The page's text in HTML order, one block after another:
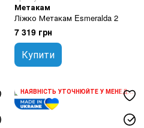
Метакам
Ліжко Метакам Esmeralda 2
7 319 грн
Купити
НАЯВНІСТЬ УТОЧНЮЙТЕ У МЕНЕДЖЕРА